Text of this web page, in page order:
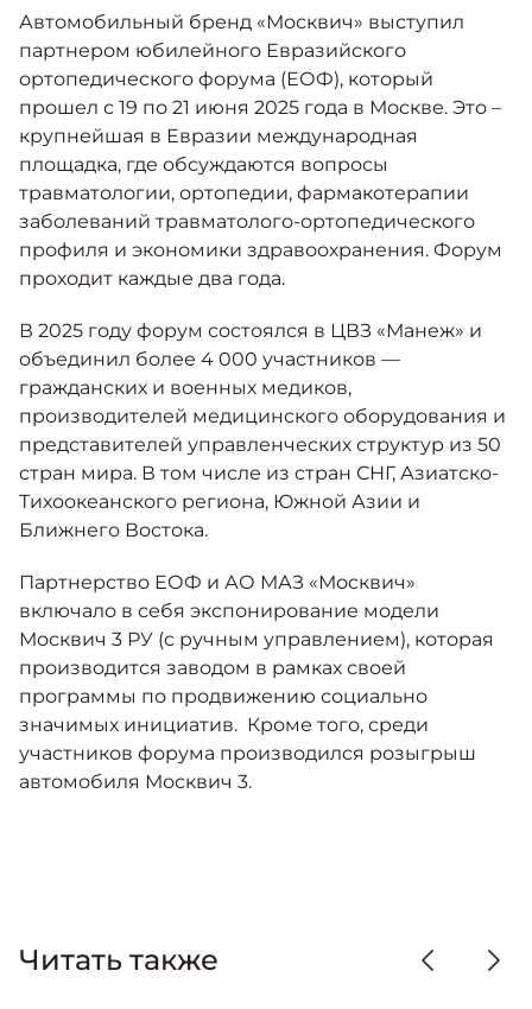
Яркий динамичный седан
от 2 237 000 ₽*
Москвич 3 с ручным
управлением (РУ)
Кроссовер, создающий равные
возможности
от 2 069 000 ₽*
Москвич 8
Практичный семиместный
кроссовер
от 3 125 000 ₽*
Кредитные программы
Спецпредложения
Калькулятор трейд-ин
Страховые программы
Моторное масло
СЕРВИСНЫЕ АКЦИИ
АКСЕССУАРЫ
КОНТАКТЫ
Автомобильный бренд «Москвич» выступил
партнером юбилейного Евразийского
ортопедического форума (ЕОФ), который
прошел с 19 по 21 июня 2025 года в Москве. Это –
крупнейшая в Евразии международная
площадка, где обсуждаются вопросы
травматологии, ортопедии, фармакотерапии
заболеваний травматолого-ортопедического
профиля и экономики здравоохранения. Форум
проходит каждые два года.
В 2025 году форум состоялся в ЦВЗ «Манеж» и
объединил более 4 000 участников ––
гражданских и военных медиков,
производителей медицинского оборудования и
представителей управленческих структур из 50
стран мира. В том числе из стран СНГ, Азиатско-
Тихоокеанского региона, Южной Азии и
Ближнего Востока.
Партнерство ЕОФ и АО МАЗ «Москвич»
включало в себя экспонирование модели
Москвич 3 РУ (с ручным управлением), которая
производится заводом в рамках своей
программы по продвижению социально
значимых инициатив. Кроме того, среди
участников форума производился розыгрыш
автомобиля Москвич 3.
Читать также